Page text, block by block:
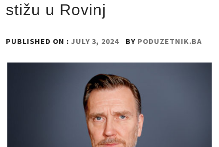
stižu u Rovinj
PUBLISHED ON : JULY 3, 2024 BY PODUZETNIK.BA